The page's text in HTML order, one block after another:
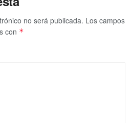
no será publicada. Los campos
con *